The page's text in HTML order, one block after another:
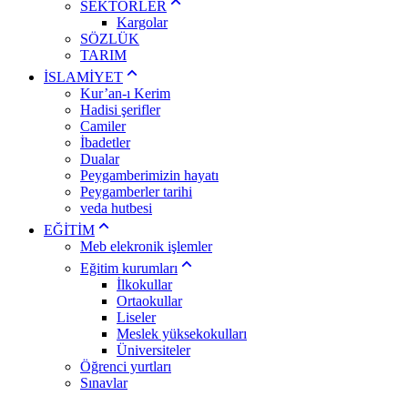
SEKTÖRLER
Kargolar
SÖZLÜK
TARIM
İSLAMİYET
Kur’an-ı Kerim
Hadisi şerifler
Camiler
İbadetler
Dualar
Peygamberimizin hayatı
Peygamberler tarihi
veda hutbesi
EĞİTİM
Meb elekronik işlemler
Eğitim kurumları
İlkokullar
Ortaokullar
Liseler
Meslek yüksekokulları
Üniversiteler
Öğrenci yurtları
Sınavlar